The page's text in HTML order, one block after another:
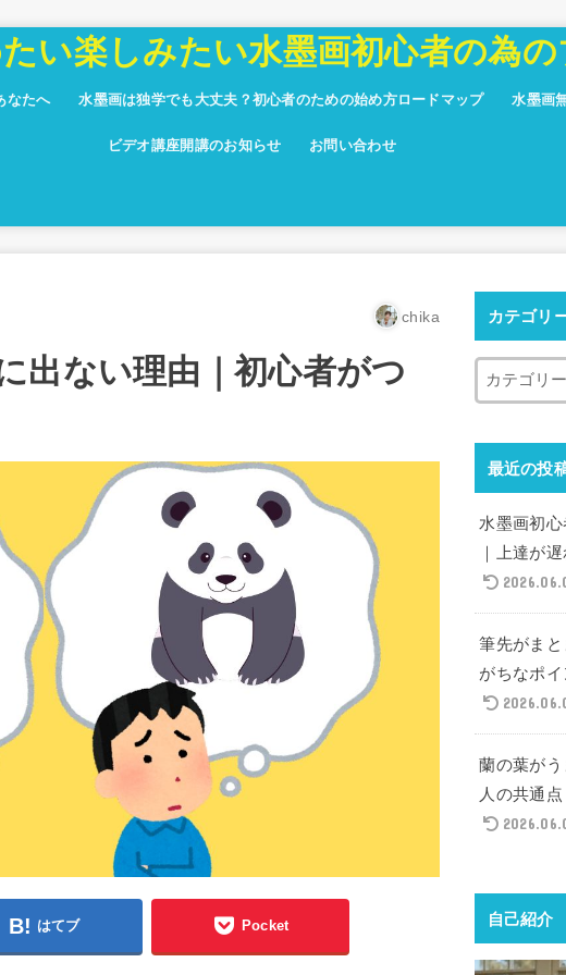
い楽しみたい水墨画初心者の為
なたへ 水墨画は独学でも大丈夫？初心者のための始め方ロードマップ 水墨画
ビデオ講座開講のお知らせ お問い合わせ
chika
出ない理由｜初心者がつ
はてブ Pocket
カテゴリ
最近の投
水墨画初
｜上達が
筆先がま
がちなポイ
蘭の葉が
人の共通点
自己紹介